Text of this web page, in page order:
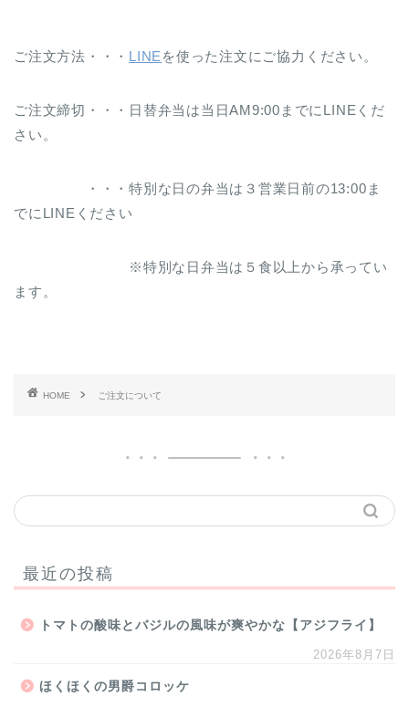
ご注文方法・・・ LINE を使った注文にご協力ください。
ご注文締切・・・日替弁当は当日AM9:00までにLINEくだ
さい。
・・・特別な日の弁当は３営業日前の13:00ま
でにLINEください
※特別な日弁当は５食以上から承ってい
ます。
HOME ご注文について
最近の投稿
トマトの酸味とバジルの風味が爽やかな【アジフライ】
2026年8月7日
ほくほくの男爵コロッケ